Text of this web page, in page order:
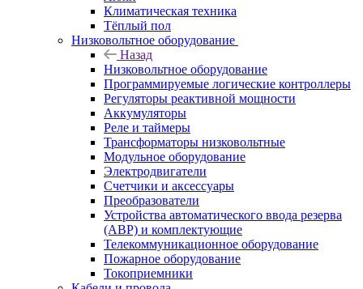
Климатическая техника
Тёплый пол
Низковольтное оборудование
Назад
Низковольтное оборудование
Программируемые логические контроллеры
Регуляторы реактивной мощности
Аккумуляторы
Реле и таймеры
Трансформаторы низковольтные
Модульное оборудование
Электродвигатели
Счетчики и аксессуары
Преобразователи
Устройства автоматического ввода резерва
(АВР) и комплектующие
Телекоммуникационное оборудование
Пожарное оборудование
Токоприемники